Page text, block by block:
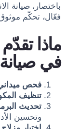
باختصار، صيانة
فعّال، تحكّم
ماذا
في
فحص
تنظيف
تحديث
وتحسين